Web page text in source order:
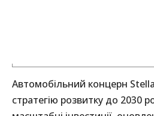
Автомобільний концерн
стратегію розвитку до 2030